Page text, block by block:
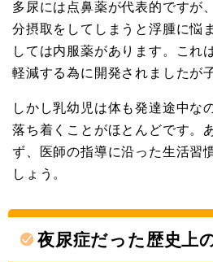
多尿には点鼻薬が代表的ですが
分摂取をしてしまうと浮腫に悩
しては内服薬があります。これ
軽減する為に開発されましたが
しかし乳幼児は体も発達途中な
落ち着くことがほとんどです。
ず、医師の指導に沿った生活習
しょう。
夜尿症だった歴史上